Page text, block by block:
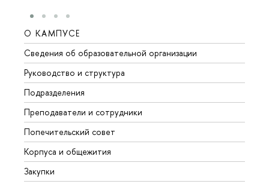
О КАМПУСЕ
Сведения об образовательной организации
Руководство и структура
Подразделения
Преподаватели и сотрудники
Попечительский совет
Корпуса и общежития
Закупки